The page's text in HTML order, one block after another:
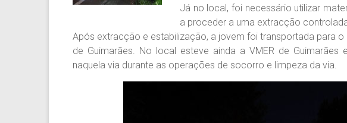
Já no local, foi necessário utilizar
a proceder a uma extracção
Após extracção e estabilização, a jovem foi transportada para o
de Guimarães. No local esteve ainda a VMER de
naquela via durante as operações de socorro e limpeza da via.